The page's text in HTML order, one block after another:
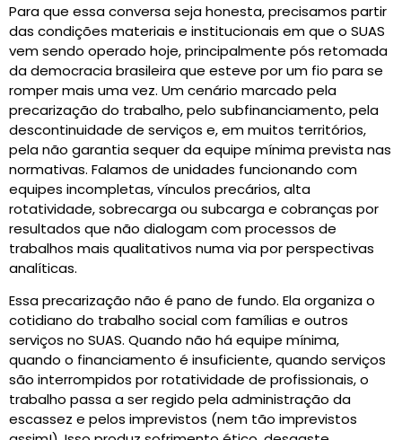
Para que essa conversa seja honesta, precisamos partir
das condições materiais e institucionais em que o SUAS
vem sendo operado hoje, principalmente pós retomada
da democracia brasileira que esteve por um fio para se
romper mais uma vez. Um cenário marcado pela
precarização do trabalho, pelo subfinanciamento, pela
descontinuidade de serviços e, em muitos territórios,
pela não garantia sequer da equipe mínima prevista nas
normativas. Falamos de unidades funcionando com
equipes incompletas, vínculos precários, alta
rotatividade, sobrecarga ou subcarga e cobranças por
resultados que não dialogam com processos de
trabalhos mais qualitativos numa via por perspectivas
analíticas.
Essa precarização não é pano de fundo. Ela organiza o
cotidiano do trabalho social com famílias e outros
serviços no SUAS. Quando não há equipe mínima,
quando o financiamento é insuficiente, quando serviços
são interrompidos por rotatividade de profissionais, o
trabalho passa a ser regido pela administração da
escassez e pelos imprevistos (nem tão imprevistos